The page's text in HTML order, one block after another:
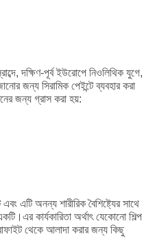
দক্ষিণ-পূর্ব ইউরোপে নিওলিথিক যুগে,
জন্য সিরামিক পেইন্টে ব্যবহার করা
জন্য গ্রাস করা হয়:
এটি অনন্য শারীরিক বৈশিষ্ট্যের সাথে
কার্যকারিতা অর্থাৎ যেকোনো শিল্প
থেকে আলাদা করার জন্য কিছু